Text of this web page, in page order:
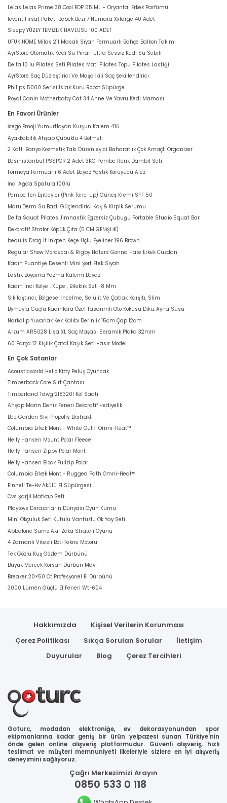
Lelas Lelas Prime 38 Cool EDP 55 ML – Oryantal Erkek Parfümü
levent Fırsat Paketi Bebek Bezi 7 Numara Xxlarge 40 Adet
Sleepy YÜZEY TEMİZLİK HAVLUSU 100 ADET
UFUK HOME Milas 211 Masalı Siyah Fermuarlı Bahçe Balkon Takımı
AyrStore Otomatik Kedi Su Pınarı Ultra Sessiz Kedi Su Sebili
Delta 10 lu Pilates Seti Pilates Matı Pilates Topu Pilates Lastiği
AyrStore Saç Düzleştirici Ve Maşa İkili Saç Şekillendirici
Philips 5000 Serisi Islak Kuru Robot Süpürge
Royal Canin Motherbaby Cat 34 Anne Ve Yavru Kedi Maması
En Favori Ürünler
İsego Emoji Yumurtlayan Kurşun Kalem 4'lü
Ayakkabılık Ahşap Çubuklu 4 Bölmeli
2 Katlı Banyo Kozmetik Takı Düzenleyici Baharatlık Çok Amaçlı Organizer
Besinistanbul PSSPOR 2 Adet 3KG Pembe Renk Dambıl Seti
Formeya Fermuarlı 6 Adet Beyaz Yastık Koruyucu Alez
İnci Ağda Spatula 100lü
Pembe Ton Eşitleyici (Pink Tone-Up) Güneş Kremi SPF 50
Maru.Derm Su Bazlı Güçlendirici Kaş & Kirpik Serumu
Delta Squat Pilates Jimnastik Egzersiz Çubuğu Portable Studio Squat Bar
Dekoratif Strafor Köpük Çıta (5 CM GENİŞLİK)
beaulis Drag It Inkpen Keçe Uçlu Eyeliner 196 Brown
Regular Show Mordecai & Rigby Haters Gonna Hate Erkek Cüzdan
Kadın Puantiye Desenli Mini Şort Etek Siyah
Lastik Boyama Yazma Kalemi Beyaz
Kadın Inci Kolye , Küpe , Bileklik Set -8 Mm
Sıkılaştırıcı, Bölgesel İncelme, Selülit Ve Çatlak Karşıtı, Slim
Bymeyla Güçlü Kadınlara Özel Tasarımlı Oto Kokusu Dikiz Ayna Süsü
Narkalıp Yuvarlak Kek Kalıbı Derinlik 15cm Çap 12cm
Arzum AR5028 Lisa XL Saç Maşası Seramik Plaka 32mm
60 Parça 12 Kişilik Çatal Kaşık Seti Hasır Model
En Çok Satanlar
Acousticworld Hello Kitty Peluş Oyuncak
Timberback Core Sırt Çantası
Timberland Tdwgf2183201 Kol Saati
Ahşap Marin Deniz Feneri Dekoratif Hediyelik
Bee Garden Sivi Propolis Ekstrakt
Columbia Erkek Mont - White Out İi Omni-Heat™
Helly Hansen Mount Polar Fleece
Helly Hansen Zippy Polar Mont
Helly Hansen Block Fullzip Polar
Columbia Erkek Mont - Rugged Path Omni-Heat™
Einhell Te-Hv Akülü El Süpürgesi
Cvs Şarjli Matkap Seti
Playtoys Dinazorların Dünyası Oyun Kumu
Mini Okçuluk Seti Kutulu Vantuzlu Ok Yay Seti
Abbalone Sumo Akil Zeka Strateji Oyunu
4 Zamanlı Vitesli Bot-Tekne Motoru
Tek Gözlü Kuş Gözlem Dürbünü
Büyük Mercek Korsan Dürbün Mavi
Breaker 20×50 Ct Profesyonel El Dürbünü
3000 Lümen Güçlü El Feneri Wt-604
Hakkımızda
Kişisel Verilerin Korunması
Çerez Politikası
Sıkça Sorulan Sorular
İletişim
Duyurular
Blog Çerez Tercihleri
Goturc, modadan elektroniğe, ev dekorasyonundan spor
ekipmanlarına kadar geniş bir ürün yelpazesi sunan Türkiye'nin
önde gelen online alışveriş platformudur. Güvenli alışveriş, hızlı
teslimat ve müşteri memnuniyeti ilkeleriyle sizlere en iyi alışveriş
deneyimini sağlıyoruz.
Çağrı Merkezimizi Arayın
0850 533 0 118